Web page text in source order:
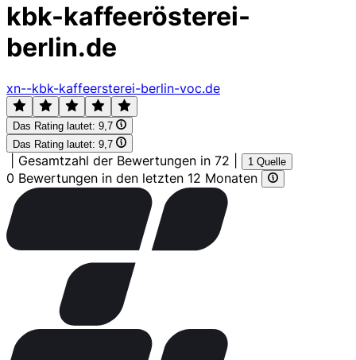
kbk-kaffeerösterei-
berlin.de
xn--kbk-kaffeersterei-berlin-voc.de
Das Rating lautet: 9,7
Das Rating lautet: 9,7
Gesamtzahl der Bewertungen in 72 1 Quelle
0 Bewertungen in den letzten 12 Monaten